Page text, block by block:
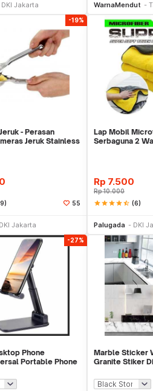
DKI Jakarta WarnaMendut
-19%
- Perasan
Jeruk Stainless
55
DKI Jakarta
Lap Mobil
Serbaguna 2
Rp 7.500
Rp10.000
starstarstarstarstar_half (6)
Palugada DKI
-27%
Phone
Portable Phone
Marble Sticker
Granite Stiker